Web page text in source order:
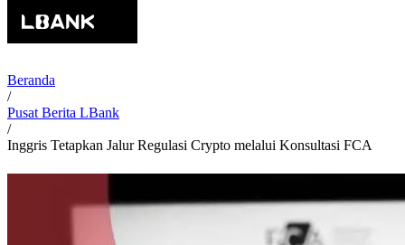
Beranda
/
Pusat Berita LBank
/
Inggris Tetapkan Jalur Regulasi Crypto melalui Konsultasi FCA